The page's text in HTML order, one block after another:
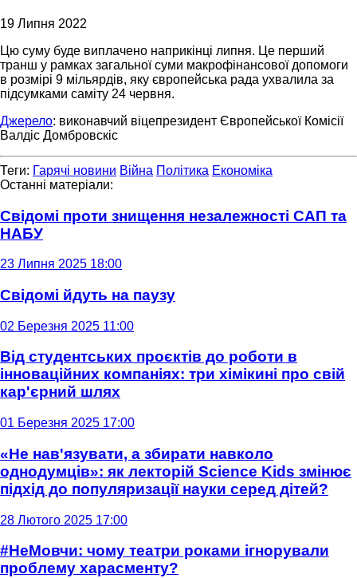
19 Липня 2022
Цю суму буде виплачено наприкінці липня. Це перший
транш у рамках загальної суми макрофінансової допомоги
в розмірі 9 мільярдів, яку європейська рада ухвалила за
підсумками саміту 24 червня.
Джерело: виконавчий віцепрезидент Європейської Комісії
Валдіс Домбровскіс
Теги: Гарячі новини Війна Політика Економіка
Останні матеріали:
Свідомі проти знищення незалежності САП та
НАБУ
23 Липня 2025 18:00
Свідомі йдуть на паузу
02 Березня 2025 11:00
Від студентських проєктів до роботи в
інноваційних компаніях: три хімікині про свій
кар'єрний шлях
01 Березня 2025 17:00
«Не нав'язувати, а збирати навколо
однодумців»: як лекторій Science Kids змінює
підхід до популяризації науки серед дітей?
28 Лютого 2025 17:00
#НеМовчи: чому театри роками ігнорували
проблему харасменту?